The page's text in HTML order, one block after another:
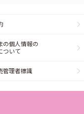
の個人情報の
ついて
管理者標識